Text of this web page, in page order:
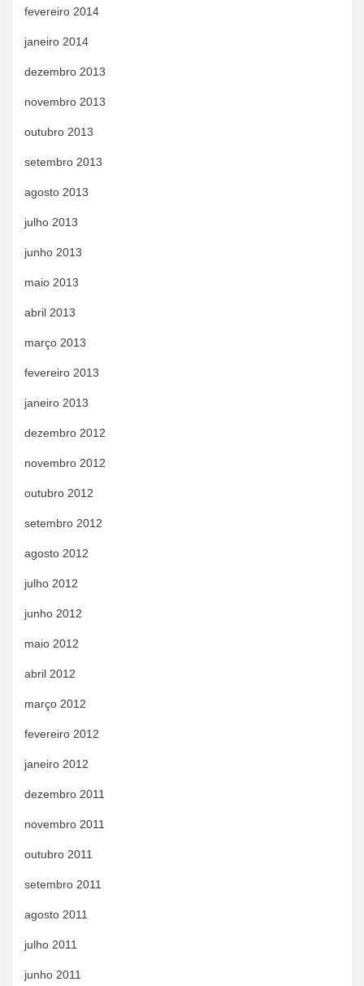
fevereiro 2014
janeiro 2014
dezembro 2013
novembro 2013
outubro 2013
setembro 2013
agosto 2013
julho 2013
junho 2013
maio 2013
abril 2013
março 2013
fevereiro 2013
janeiro 2013
dezembro 2012
novembro 2012
outubro 2012
setembro 2012
agosto 2012
julho 2012
junho 2012
maio 2012
abril 2012
março 2012
fevereiro 2012
janeiro 2012
dezembro 2011
novembro 2011
outubro 2011
setembro 2011
agosto 2011
julho 2011
junho 2011